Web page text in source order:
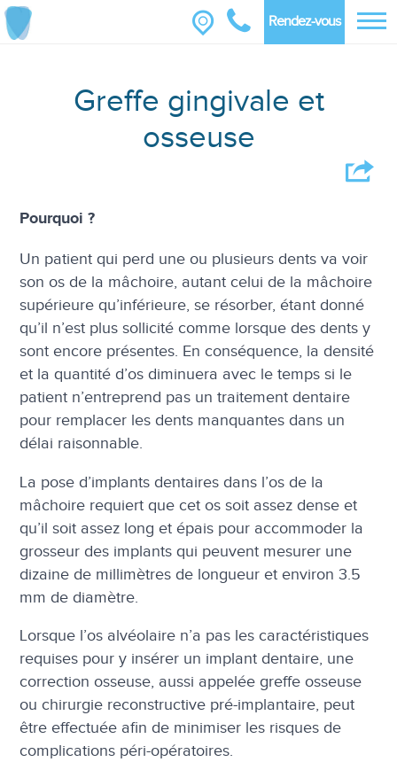
Rendez-vous
Greffe gingivale et
osseuse
Pourquoi ?
Un patient qui perd une ou plusieurs dents va voir
son os de la mâchoire, autant celui de la mâchoire
supérieure qu’inférieure, se résorber, étant donné
qu’il n’est plus sollicité comme lorsque des dents y
sont encore présentes. En conséquence, la densité
et la quantité d’os diminuera avec le temps si le
patient n’entreprend pas un traitement dentaire
pour remplacer les dents manquantes dans un
délai raisonnable.
La pose d’implants dentaires dans l’os de la
mâchoire requiert que cet os soit assez dense et
qu’il soit assez long et épais pour accommoder la
grosseur des implants qui peuvent mesurer une
dizaine de millimètres de longueur et environ 3.5
mm de diamètre.
Lorsque l’os alvéolaire n’a pas les caractéristiques
requises pour y insérer un implant dentaire, une
correction osseuse, aussi appelée greffe osseuse
ou chirurgie reconstructive pré-implantaire, peut
être effectuée afin de minimiser les risques de
complications péri-opératoires.